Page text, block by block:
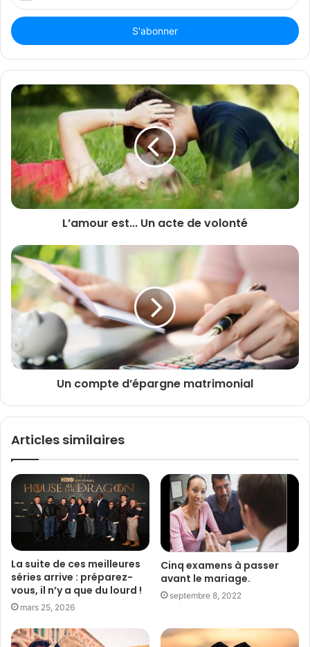
adresse
Email
L’amour est... Un acte de volonté
Un compte d’épargne matrimonial
Articles similaires
La suite de ces meilleures
séries arrive : préparez-
vous, il n’y a que du lourd !
mars 25, 2026
Cinq examens à passer
avant le mariage.
septembre 8, 2022